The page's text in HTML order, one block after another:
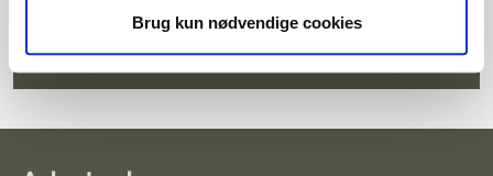
Brug kun nødvendige cookies
Tilmeld dig nyhedsbrev